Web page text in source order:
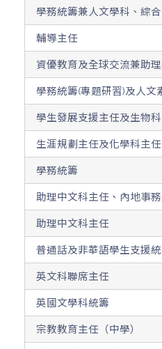
學務統籌兼人文學科、綜
輔導主任
資優教育及全球交流兼助
學務統籌(專題研習)及人
學生發展支援主任及生物
生涯規劃主任及化學科主任
學務統籌
助理中文科主任、內地事
助理中文科主任
普通話及非華語學生支援
英文科聯席主任
英國文學科統籌
宗教教育主任（中學）